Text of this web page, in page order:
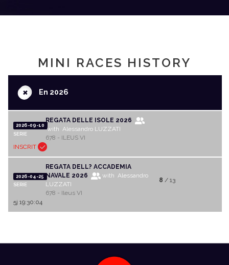
MINI RACES HISTORY
+En 2026
2026-09-10
SERIE
REGATA DELLE ISOLE 2026
with Alessandro LUZZATI
678 - ILEUS VI
INSCRIT
2026-04-25
SERIE
REGATA DELL? ACCADEMIA
NAVALE 2026
with Alessandro
LUZZATI
678 - Ileus VI
8 / 13
5j 19:30:04